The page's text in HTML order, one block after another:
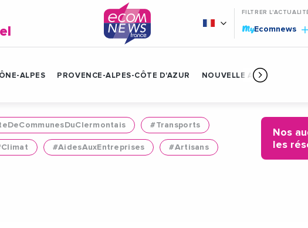
FILTRER
MyEcomnews
ALPES PROVENCE-ALPES-CÔTE D'AZUR NOUVELLE AQUITAINE
#Transports
#AidesAuxEntreprises #Artisans
Nos
les